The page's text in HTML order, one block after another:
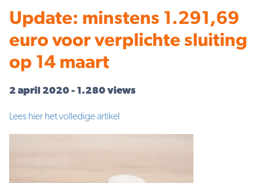
Update: minstens 1.291,69
euro voor verplichte sluiting
op 14 maart
2 april 2020 - 1.280 views
Lees hier het volledige artikel